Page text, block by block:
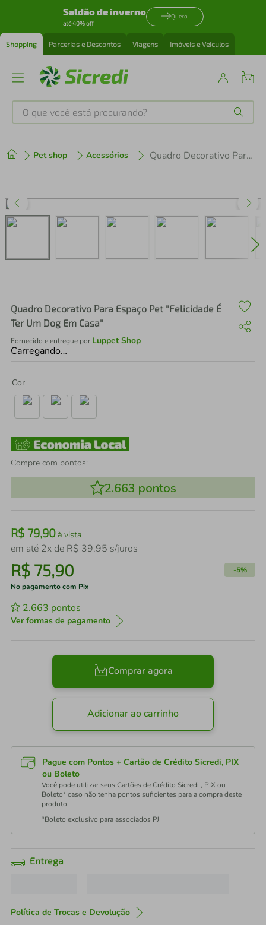
Saldão de inverno
até 40% off
Quero
Shopping Parcerias e Descontos Viagens Imóveis e Veículos
O que você está procurando?
Pet shop Acessórios Quadro Decorativo Para Espaço Pet "Felicidade É Ter Um Dog Em Casa"
Quadro Decorativo Para Espaço Pet "Felicidade É
Ter Um Dog Em Casa"
Fornecido e entregue por Luppet Shop
Carregando…
Cor
Compre com pontos:
2.663 pontos
R$ 79,90à vista
em até 2x de R$ 39,95 s/juros
R$ 75,90 -5%
No pagamento com Pix
2.663 pontos
Ver formas de pagamento
Comprar agora
Adicionar ao carrinho
Pague com Pontos + Cartão de Crédito Sicredi, PIX
ou Boleto
Você pode utilizar seus Cartões de Crédito Sicredi , PIX ou
Boleto* caso não tenha pontos suficientes para a compra deste
produto.
*Boleto exclusivo para associados PJ
Entrega
Política de Trocas e Devolução
2º cafeteira